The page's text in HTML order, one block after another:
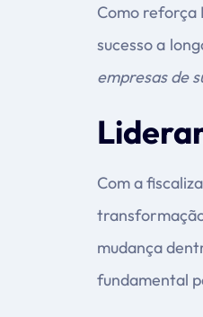
Como reforça
sucesso a
empresas de
Com a
mudança
fundamental